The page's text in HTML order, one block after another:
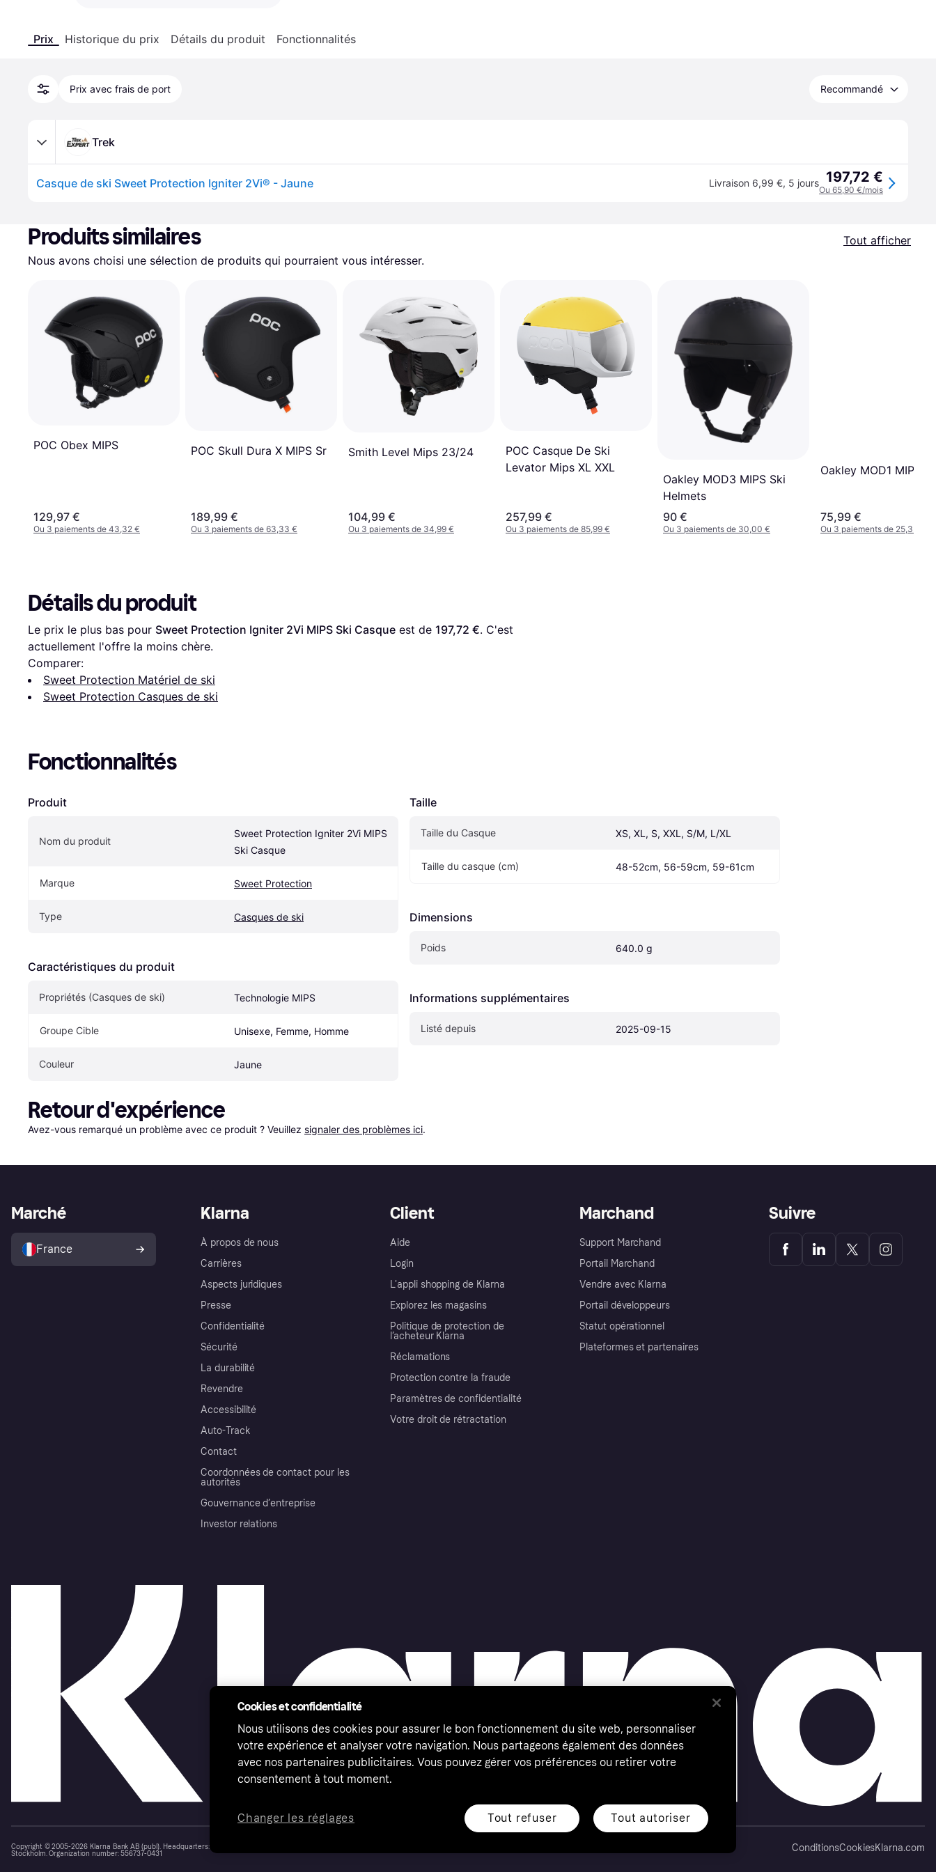
Prix Historique du prix Détails du produit Fonctionnalités
Prix avec frais de port Recommandé
Trek
Casque de ski Sweet Protection Igniter 2Vi® - Jaune Livraison 6,99 €, 5 jours 197,72 €
Ou 65,90 €/mois
Produits similaires
Tout afficher
Nous avons choisi une sélection de produits qui pourraient vous intéresser.
POC Obex MIPS
129,97 €
Ou 3 paiements de 43,32 €
POC Skull Dura X MIPS Sr
189,99 €
Ou 3 paiements de 63,33 €
Smith Level Mips 23/24
104,99 €
Ou 3 paiements de 34,99 €
POC Casque De Ski
Levator Mips XL XXL
257,99 €
Ou 3 paiements de 85,99 €
Oakley MOD3 MIPS Ski
Helmets
90 €
Ou 3 paiements de 30,00 €
Oakley MOD1 MIPS
75,99 €
Ou 3 paiements de 25,33 €
Détails du produit
Le prix le plus bas pour Sweet Protection Igniter 2Vi MIPS Ski Casque est de 197,72 €. C'est
actuellement l'offre la moins chère.
Comparer:
Sweet Protection Matériel de ski
Sweet Protection Casques de ski
Fonctionnalités
Produit
Nom du produit
Sweet Protection Igniter 2Vi MIPS
Ski Casque
Marque Sweet Protection
Type Casques de ski
Caractéristiques du produit
Propriétés (Casques de ski) Technologie MIPS
Groupe Cible Unisexe, Femme, Homme
Couleur Jaune
Taille
Taille du Casque XS, XL, S, XXL, S/M, L/XL
Taille du casque (cm) 48-52cm, 56-59cm, 59-61cm
Dimensions
Poids 640.0 g
Informations supplémentaires
Listé depuis 2025-09-15
Retour d'expérience
Avez-vous remarqué un problème avec ce produit ? Veuillez signaler des problèmes ici.
Klarna
À propos de nous
Carrières
Aspects juridiques
Presse
Confidentialité
Sécurité
La durabilité
Revendre
Accessibilité
Auto-Track
Contact
Coordonnées de contact pour les
autorités
Gouvernance d’entreprise
Investor relations
Client
Aide
Login
L'appli shopping de Klarna
Explorez les magasins
Politique de protection de
l’acheteur Klarna
Réclamations
Protection contre la fraude
Paramètres de confidentialité
Votre droit de rétractation
Marchand
Support Marchand
Portail Marchand
Vendre avec Klarna
Portail développeurs
Statut opérationnel
Plateformes et partenaires
Marché
France
Suivre
Copyright © 2005-2026 Klarna Bank AB (publ). Headquarters: Stockholm, Sweden. All rights reserved. Klarna Bank AB (publ). Sveavägen 46, 111 34
Stockholm. Organization number: 556737-0431
ConditionsCookiesKlarna.com
Cookies et confidentialité
Nous utilisons des cookies pour assurer le bon fonctionnement du site web, personnaliser
votre expérience et analyser votre navigation. Nous partageons également des données
avec nos partenaires publicitaires. Vous pouvez gérer vos préférences ou retirer votre
consentement à tout moment.
Tout refuser Tout autoriser
Changer les réglages